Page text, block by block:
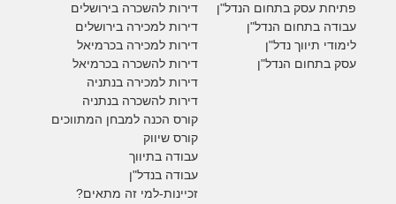
דירות להשכרה בירושלים
דירות למכירה בירושלים
דירות למכירה בכרמיאל
דירות להשכרה בכרמיאל
דירות למכירה בנתניה
דירות להשכרה בנתניה
קורס הכנה למבחן המתווכים
קורס שיווק
עבודה בתיווך
עבודה בנדל"ן
זכיינות-למי זה מתאים?
פתיחת עסק בתחום הנדל"ן
עבודה בתחום הנדל"ן
לימודי תיווך נדל"ן
עסק בתחום הנדל"ן